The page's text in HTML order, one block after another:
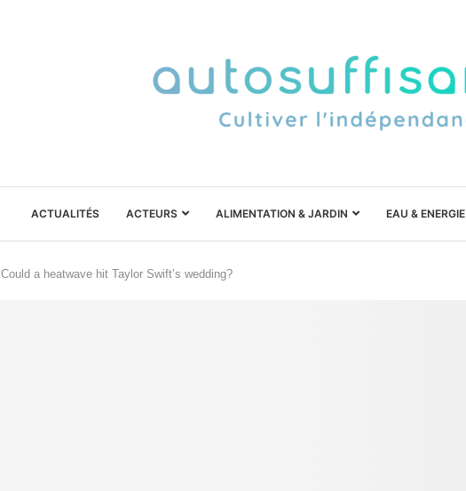
ACTUALITÉS ACTEURS ALIMENTATION & JARDIN EAU & ENERGIE
Could a heatwave hit Taylor Swift’s wedding?